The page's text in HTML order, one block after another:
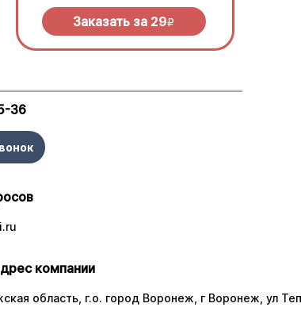
Заказать за 29R
36
компании
область, г.о. город Воронеж, г Воронеж, ул